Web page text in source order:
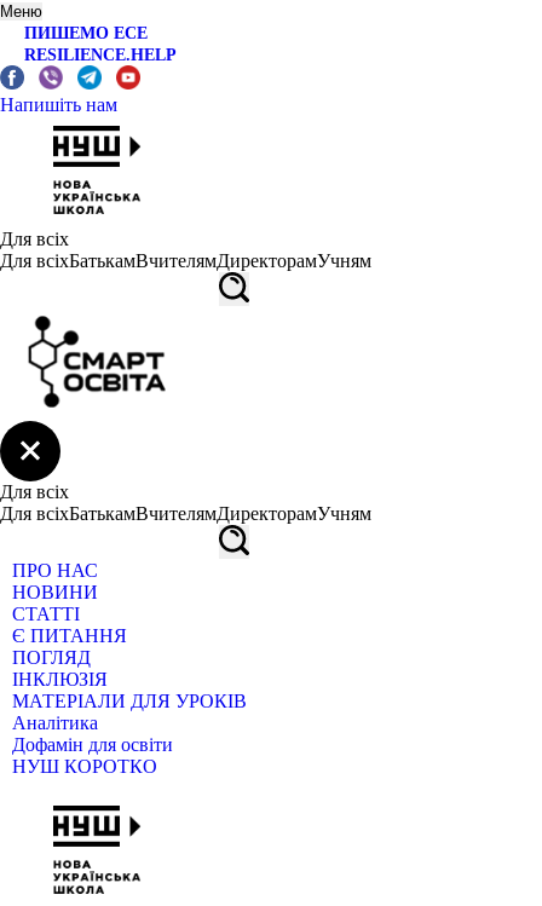
Меню
ПИШЕМО ЕСЕ
RESILIENCE.HELP
Напишіть нам
Для всіх
Для всіхБатькамВчителямДиректорамУчням
Для всіх
Для всіхБатькамВчителямДиректорамУчням
ПРО НАС
НОВИНИ
СТАТТІ
Є ПИТАННЯ
ПОГЛЯД
ІНКЛЮЗІЯ
МАТЕРІАЛИ ДЛЯ УРОКІВ
Аналітика
Дофамін для освіти
НУШ КОРОТКО